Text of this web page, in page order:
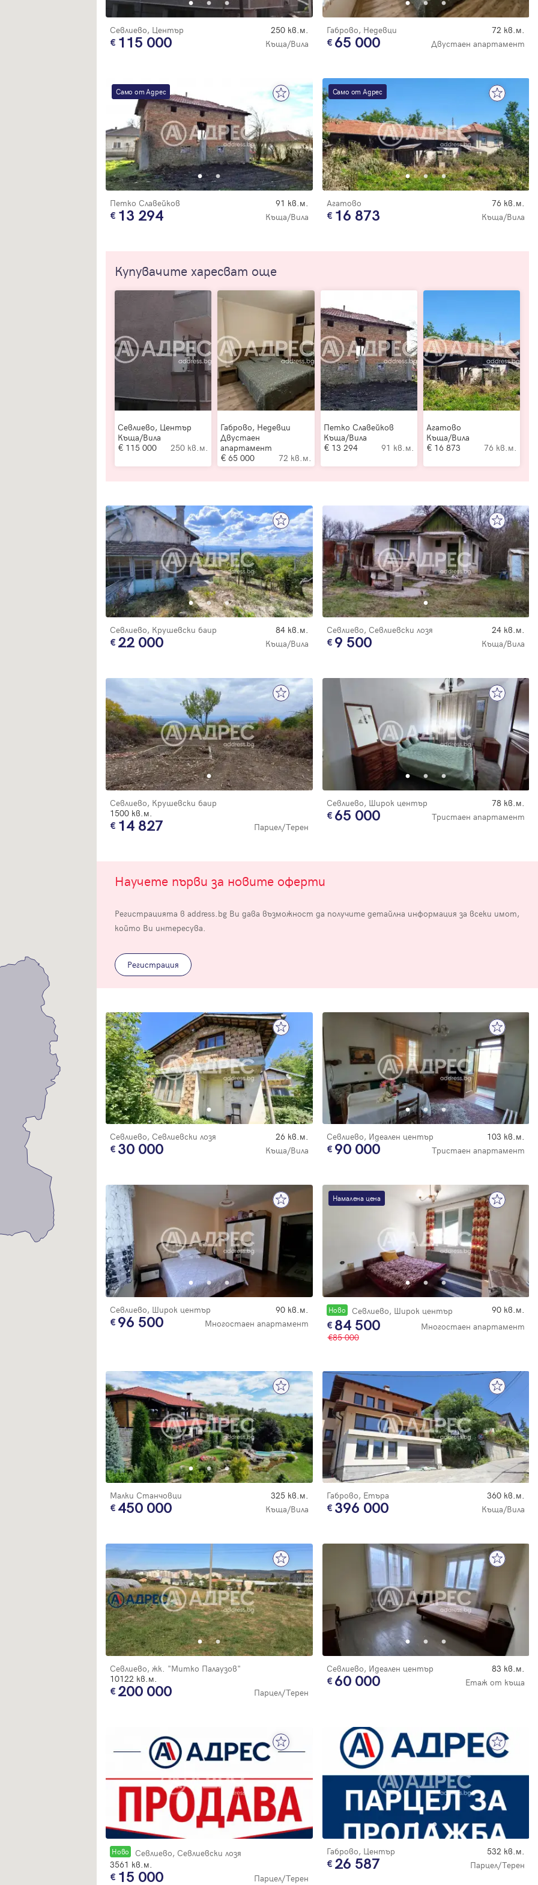
Севлиево, Център 250 кв.м.
115 000 Къща/Вила
Габрово, Недевци 72 кв.м.
65 000 Двустаен апартамент
Само от Адрес
Петко Славейков 91 кв.м.
13 294 Къща/Вила
Само от Адрес
Агатово 76 кв.м.
16 873 Къща/Вила
Купувачите харесват още
Севлиево, Център
Къща/Вила
115 000
250 кв.м.
Габрово, Недевци
Двустаен
апартамент
65 000
72 кв.м.
Петко Славейков
Къща/Вила
13 294
91 кв.м.
Агатово
Къща/Вила
16 873
76 кв.м.
Севлиево, Крушевски баир 84 кв.м.
22 000 Къща/Вила
Севлиево, Севлиевски лозя 24 кв.м.
9 500 Къща/Вила
Севлиево, Крушевски баир
1500 кв.м.
14 827 Парцел/Терен
Севлиево, Широк център 78 кв.м.
65 000 Тристаен апартамент
Научете първи за новите оферти
Регистрацията в address.bg Ви дава възможност да получите детайлна информация за всеки имот,
който Ви интересува.
Регистрация
Севлиево, Севлиевски лозя 26 кв.м.
30 000 Къща/Вила
Севлиево, Идеален център 103 кв.м.
90 000 Тристаен апартамент
Севлиево, Широк център 90 кв.м.
96 500 Многостаен апартамент
Намалена цена
Новo Севлиево, Широк център 90 кв.м.
84 500
Многостаен апартамент
85 000
Малки Станчовци 325 кв.м.
450 000 Къща/Вила
Габрово, Етъра 360 кв.м.
396 000 Къща/Вила
Севлиево, жк. "Митко Палаузов"
10122 кв.м.
200 000 Парцел/Терен
Севлиево, Идеален център 83 кв.м.
60 000 Етаж от къща
Новo
Севлиево, Севлиевски лозя
3561 кв.м.
15 000 Парцел/Терен
Габрово, Център 532 кв.м.
26 587 Парцел/Терен
Благодарим ви! Проверете имейл адрес си, за да активирате
регистрацията.
Благодарим ви! Очаквайте скоро да се свържем с вас!
Продължи с Google
или влезте с имейл
Парола
Забравена парола
Регистрация